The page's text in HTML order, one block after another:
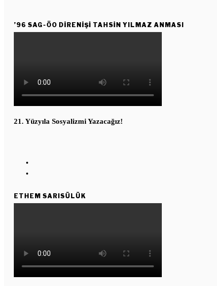
’96 SAG-ÖO DİRENİŞİ TAHSİN YILMAZ ANMASI
21. Yüzyıla Sosyalizmi Yazacağız!
ETHEM SARISÜLÜK